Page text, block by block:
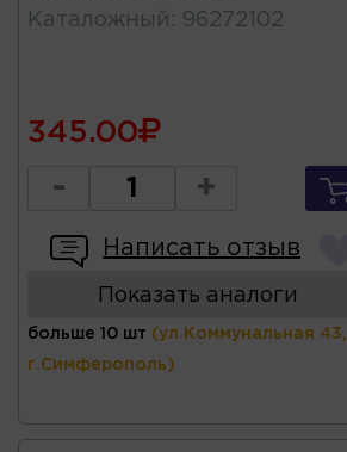
Каталожный : 96272102
345.00
- +
Написать отзыв
Показать аналоги
больше 10 шт (ул.Коммунальная 43,
г.Симферополь)